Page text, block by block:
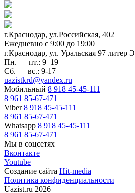
г.Краснодар, ул.Российская, 402
Ежедневно c 9:00 до 19:00
г.Краснодар, ул. Уральская 97 литер Э
Пн. — пт.: 9–19
Сб. — вс.: 9-17
uazistkrd@yandex.ru
Мобильный 8 918 45-45-111
8 961 85-67-471
Viber8 918 45-45-111
8 961 85-67-471
Whatsapp 8 918 45-45-111
8 961 85-67-471
Мы в соцсетях
Вконтакте
Youtube
Создание сайта Hit-media
Политика конфиденциальности
Uazist.ru 2026